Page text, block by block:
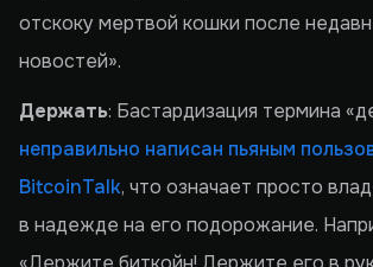
отскоку мертвой кошки после
новостей».
Держать: Бастардизация термина
неправильно написан пьяным
BitcoinTalk, что означает просто
в надежде на его подорожание.